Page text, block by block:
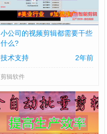
小公司的视频剪辑都需要干些
什么?
技术支持
2年前
剪辑软件